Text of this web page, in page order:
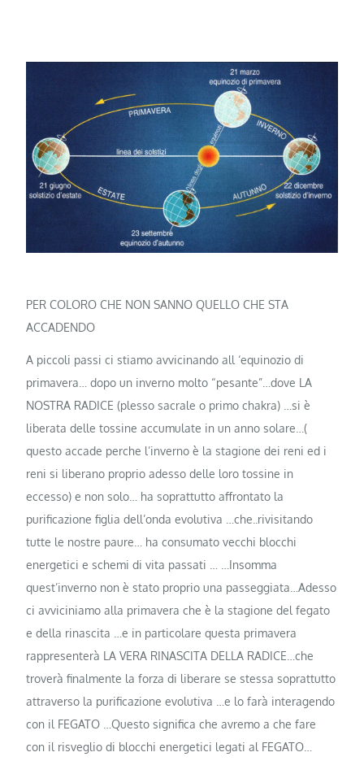
PER COLORO CHE NON SANNO QUELLO CHE STA
ACCADENDO
A piccoli passi ci stiamo avvicinando all ‘equinozio di
primavera… dopo un inverno molto “pesante”…dove LA
NOSTRA RADICE (plesso sacrale o primo chakra) …si è
liberata delle tossine accumulate in un anno solare…(
questo accade perche l’inverno è la stagione dei reni ed i
reni si liberano proprio adesso delle loro tossine in
eccesso) e non solo… ha soprattutto affrontato la
purificazione figlia dell’onda evolutiva …che..rivisitando
tutte le nostre paure… ha consumato vecchi blocchi
energetici e schemi di vita passati … …Insomma
quest’inverno non è stato proprio una passeggiata…Adesso
ci avviciniamo alla primavera che è la stagione del fegato
e della rinascita …e in particolare questa primavera
rappresenterà LA VERA RINASCITA DELLA RADICE…che
troverà finalmente la forza di liberare se stessa soprattutto
attraverso la purificazione evolutiva …e lo farà interagendo
con il FEGATO …Questo significa che avremo a che fare
con il risveglio di blocchi energetici legati al FEGATO…